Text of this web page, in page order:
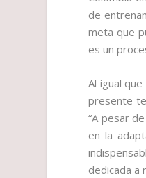
de
meta que
es un
Al igual
presente
“A pesar
en la
dedicada a